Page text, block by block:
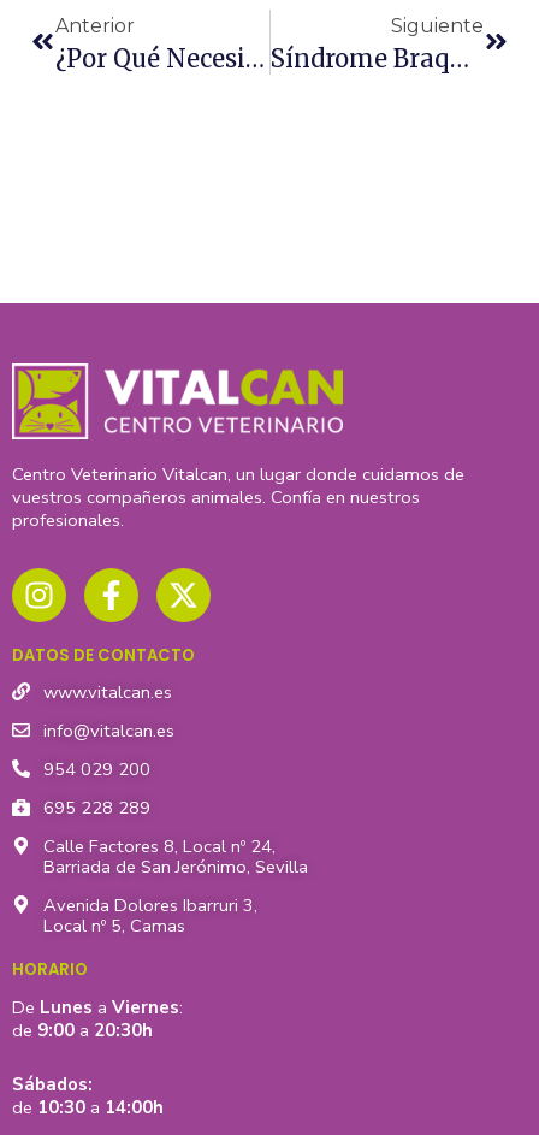
Anterior
¿Por Qué Necesito Cepillar A Mi Perro?
Siguiente
Síndrome Braquicefálico
Centro Veterinario Vitalcan, un lugar donde cuidamos de
vuestros compañeros animales. Confía en nuestros
profesionales.
n
s
a
g
r
a
m
a
c
b
o
o
k
-
f
-
t
i
DATOS DE CONTACTO
www.vitalcan.es
info@vitalcan.es
954 029 200
695 228 289
Calle Factores 8, Local nº 24,
Barriada de San Jerónimo, Sevilla
Avenida Dolores Ibarruri 3,
Local nº 5, Camas
HORARIO
De Lunes a Viernes:
de 9:00 a 20:30h
Sábados:
de 10:30 a 14:00h